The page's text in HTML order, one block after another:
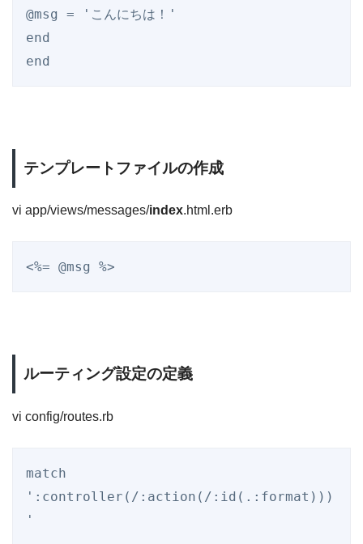
@msg = ' こんにちは！ '
end
end
テンプレートファイルの作成
vi app/views/messages/index.html.erb
<%= @msg %>
ルーティング設定の定義
vi config/routes.rb
match
':controller(/:action(/:id(.:format)))
'